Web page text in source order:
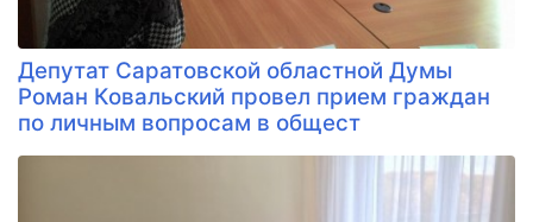
Депутат Саратовской областной Думы
Роман Ковальский провел прием граждан
по личным вопросам в общест